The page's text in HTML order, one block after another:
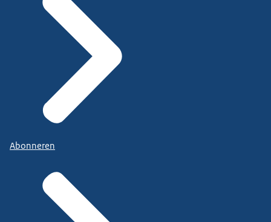
Abonneren